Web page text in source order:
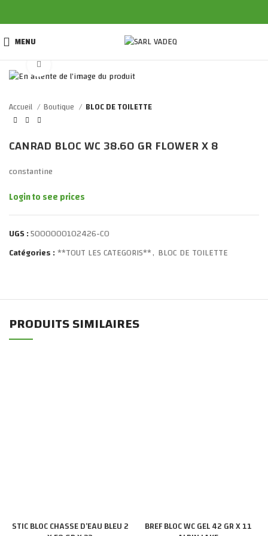
MENU
Click to enlarge
Accueil Boutique BLOC DE TOILETTE
CANRAD BLOC WC 38.60 GR FLOWER X 8
constantine
Login to see prices
UGS :5000000102426-CO
Catégories :**TOUT LES CATEGORIS**, BLOC DE TOILETTE
PRODUITS SIMILAIRES
STIC BLOC CHASSE D’EAU BLEU 2 BREF BLOC WC GEL 42 GR X 11